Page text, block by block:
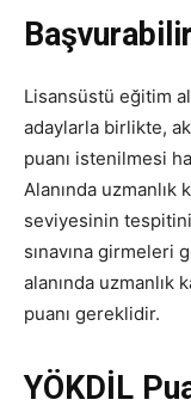
Lisansüstü eğitim
adaylarla birlikte,
puanı istenilmesi
Alanında
seviyesinin
sınavına girmeleri
alanında uzmanlık
puanı gereklidir.
YÖKDİL